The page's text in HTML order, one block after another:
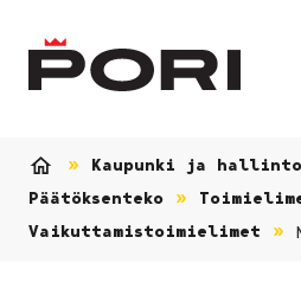
Kaupunki ja hallinto
Päätöksenteko
Vaikuttamistoimielimet